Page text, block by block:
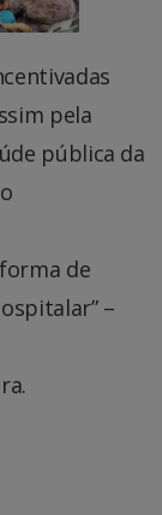
pela
pública da
de
–